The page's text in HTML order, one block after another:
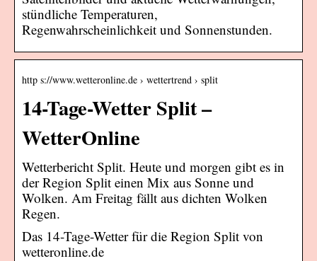
stündliche Temperaturen,
Regenwahrscheinlichkeit und Sonnenstunden.
http s://www.wetteronline.de › wettertrend › split
14-Tage-Wetter Split –
WetterOnline
Wetterbericht Split. Heute und morgen gibt es in
der Region Split einen Mix aus Sonne und
Wolken. Am Freitag fällt aus dichten Wolken
Regen.
Das 14-Tage-Wetter für die Region Split von
wetteronline.de